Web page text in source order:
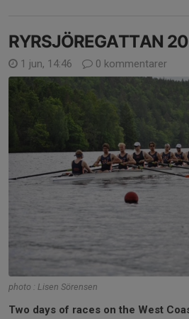
RYRSJÖREGATTAN
1 jun, 14:46 0 kommentarer
photo : Lisen Sörensen
Two days of races on the West